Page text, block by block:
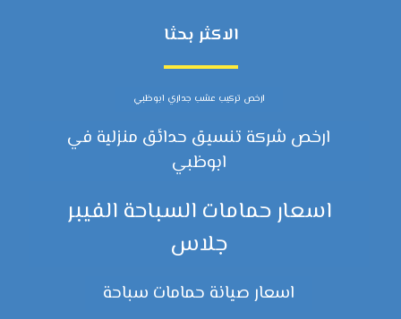
الاكثر بحثا
ارخص تركيب عشب جداري ابوظبي
ارخص شركة تنسيق حدائق منزلية في
ابوظبي
اسعار حمامات السباحة الفيبر
جلاس
اسعار صيانة حمامات سباحة